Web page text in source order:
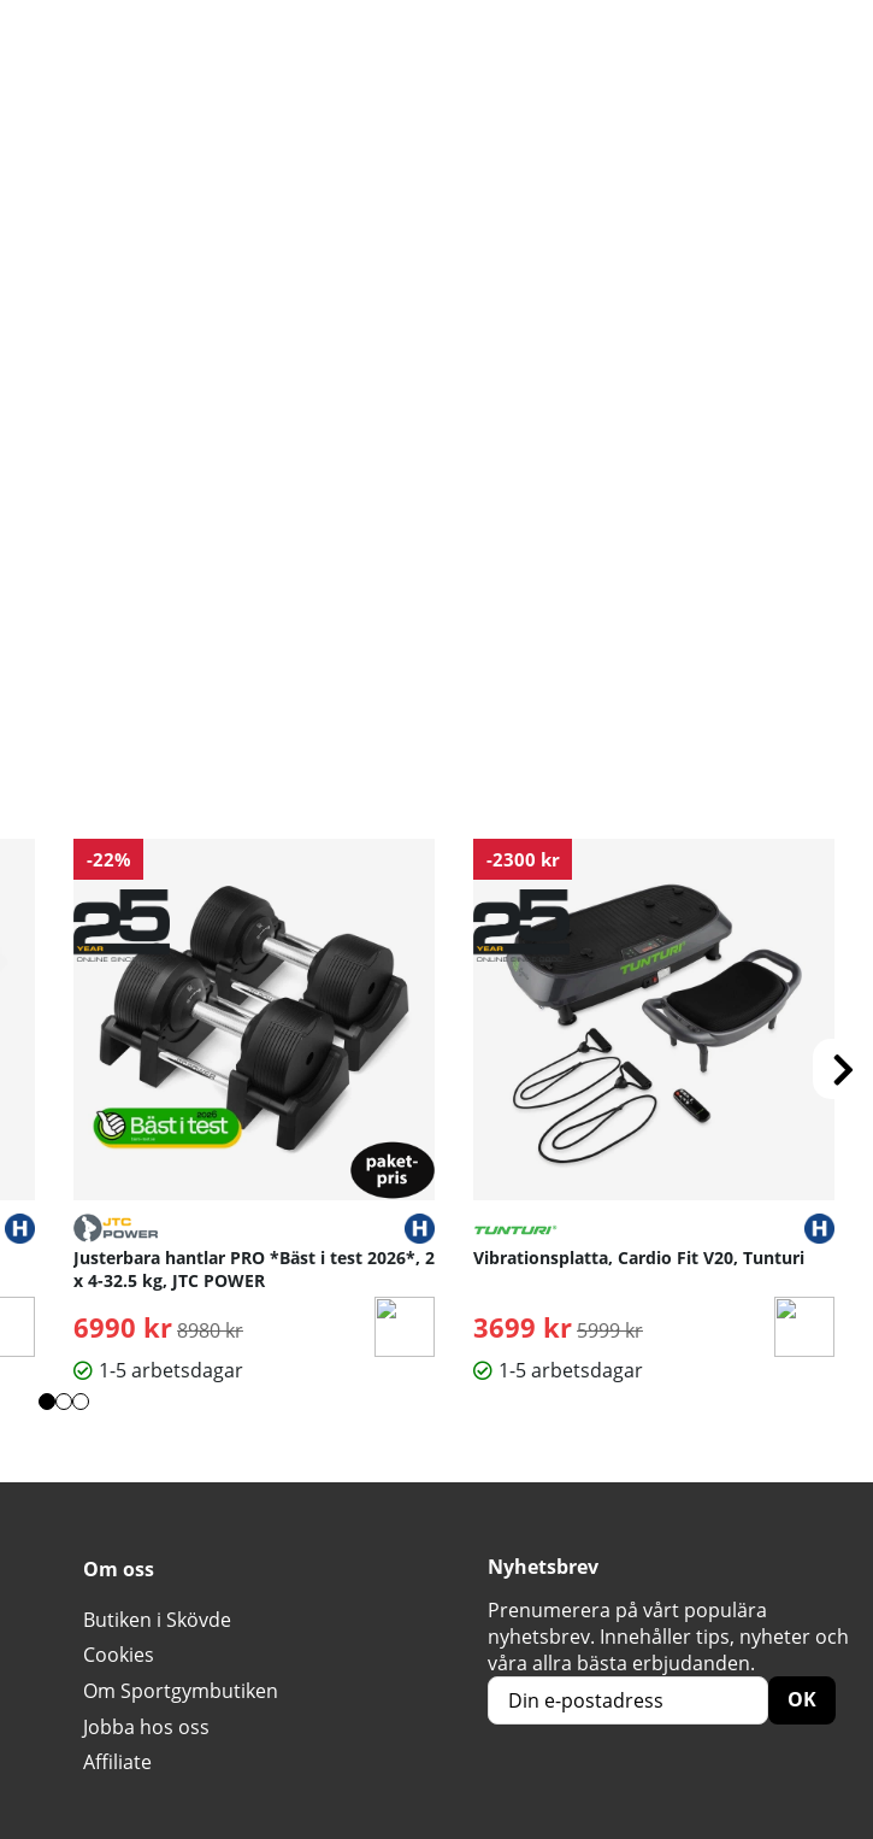
-22%
Justerbara hantlar PRO *Bäst i test 2026*, 2
x 4-32.5 kg, JTC POWER
6990 kr Ordinarie pris:
8980 kr
1-5 arbetsdagar
-2300 kr
Vibrationsplatta, Cardio Fit V20, Tunturi
3699 kr Ordinarie pris:
5999 kr
1-5 arbetsdagar
Om oss
Butiken i Skövde
Cookies
Om Sportgymbutiken
Jobba hos oss
Affiliate
Nyhetsbrev
Prenumerera på vårt populära
nyhetsbrev. Innehåller tips, nyheter och
våra allra bästa erbjudanden.
OK